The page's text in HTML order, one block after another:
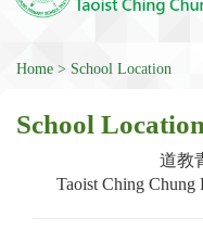
Home School Location
School Location
道教
Taoist Ching Chung